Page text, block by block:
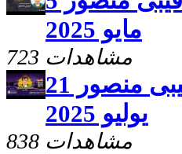
مايو 2025
723 مشاهدات
برنامج سلامى اعطيكم مع خادمة الرب فيبى منصور 21
يوليو 2025
838 مشاهدات